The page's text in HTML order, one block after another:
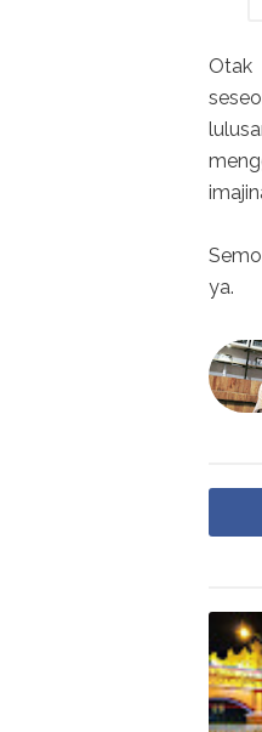
Otak
ya.